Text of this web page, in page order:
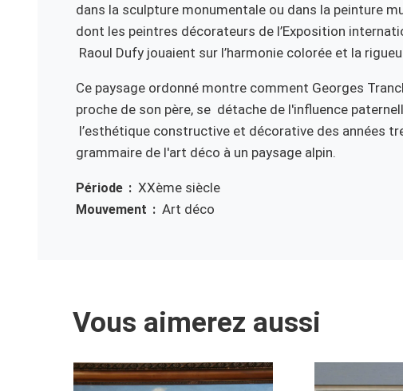
dans la sculpture monumentale ou dans la peinture
dont les peintres décorateurs de l’Exposition
Raoul Dufy jouaient sur l’harmonie colorée et la
Ce paysage ordonné montre comment Georges
proche de son père, se détache de l'influence
l’esthétique constructive et décorative des années
grammaire de l'art déco à un paysage alpin.
Période XXème siècle
Mouvement Art déco
Vous aimerez aussi